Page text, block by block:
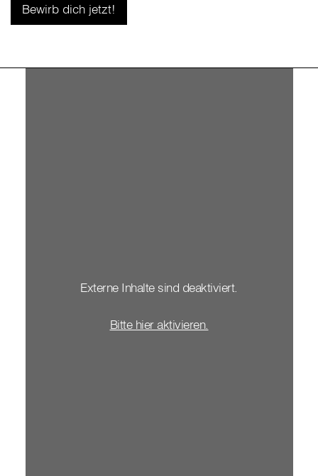
Bewirb dich jetzt!
Externe Inhalte sind deaktiviert.
Bitte hier aktivieren.